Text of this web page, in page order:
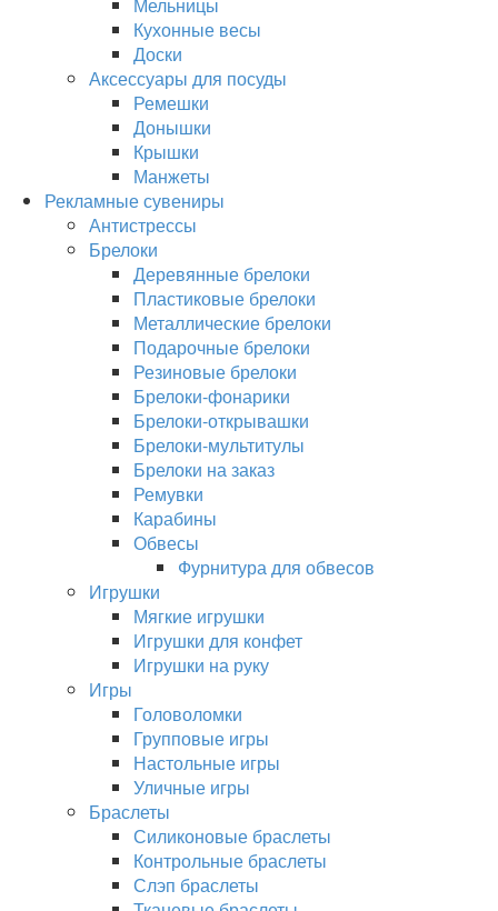
Кухонные весы
Доски
Аксессуары для посуды
Ремешки
Донышки
Крышки
Манжеты
Рекламные сувениры
Антистрессы
Брелоки
Деревянные брелоки
Пластиковые брелоки
Металлические брелоки
Подарочные брелоки
Резиновые брелоки
Брелоки-фонарики
Брелоки-открывашки
Брелоки-мультитулы
Брелоки на заказ
Ремувки
Карабины
Обвесы
Фурнитура для обвесов
Игрушки
Мягкие игрушки
Игрушки для конфет
Игрушки на руку
Игры
Головоломки
Групповые игры
Настольные игры
Уличные игры
Браслеты
Силиконовые браслеты
Контрольные браслеты
Слэп браслеты